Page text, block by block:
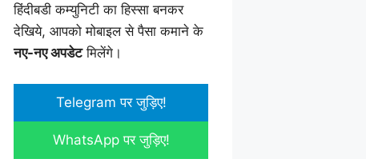
हिंदीबडी कम्युनिटी का हिस्सा बनकर
देखिये, आपको मोबाइल से पैसा कमाने के
नए-नए अपडेटमिलेंगे।
Telegram पर जुड़िए!
WhatsApp पर जुड़िए!